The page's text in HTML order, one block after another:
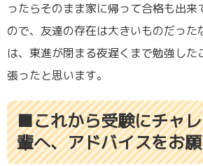
ったらそのまま家に帰って合格も出来
ので、友達の存在は大きいものだった
は、東進が閉まる夜遅くまで勉強した
張ったと思います。
■これから受験にチャ
輩へ、アドバイスをお